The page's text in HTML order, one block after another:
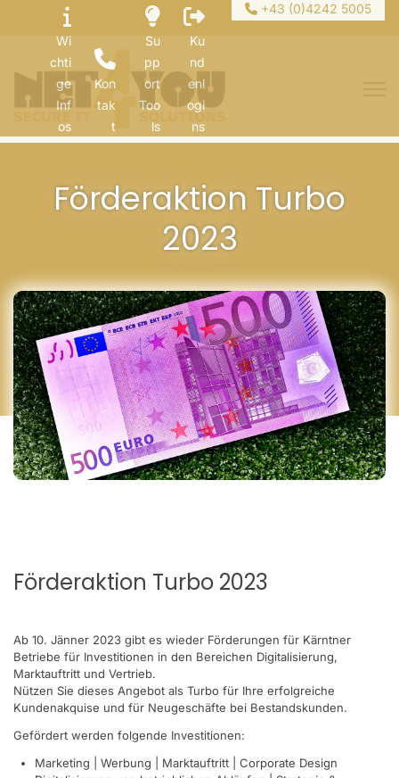
Wi
chti
ge
Inf
os
Kon
tak
t
Su
pp
ort
Too
ls
Ku
nd
enl
ogi
ns
+43 (0)4242 5005
Förderaktion Turbo
2023
Förderaktion Turbo 2023
Ab 10. Jänner 2023 gibt es wieder Förderungen für Kärntner
Betriebe für Investitionen in den Bereichen Digitalisierung,
Marktauftritt und Vertrieb.
Nützen Sie dieses Angebot als Turbo für Ihre erfolgreiche
Kundenakquise und für Neugeschäfte bei Bestandskunden.
Gefördert werden folgende Investitionen:
Marketing | Werbung | Marktauftritt | Corporate Design